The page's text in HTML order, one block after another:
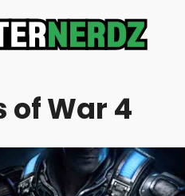
of War 4